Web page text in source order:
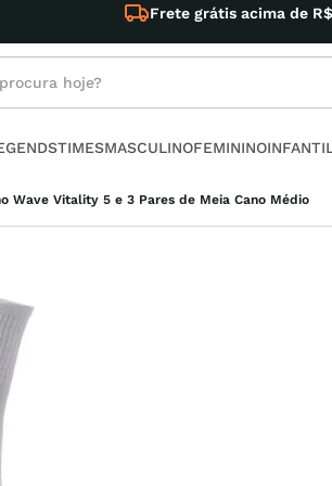
hoje?
TIMESMASCULINOFEMININO
Wave Vitality 5 e 3 Pares de Meia Cano Médio
buscados